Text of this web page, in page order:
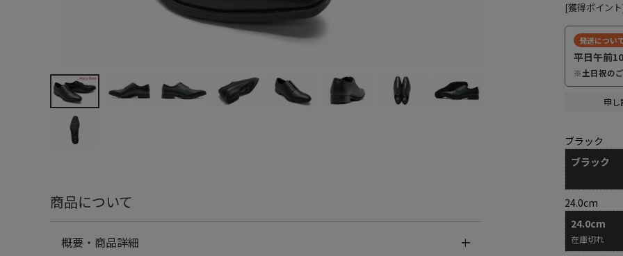
[獲得ポイン
発送につい
平日午前
※土日祝の
申し
24.0cm
24.0cm
在庫切れ
ブラック
ブラック
商品について
概要・商品詳細